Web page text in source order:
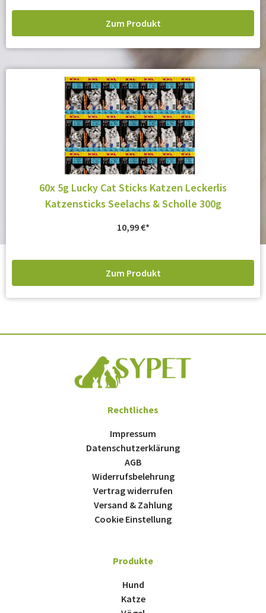
Zum Produkt
60x 5g Lucky Cat Sticks Katzen Leckerlis
Katzensticks Seelachs & Scholle 300g
10,99€
Zum Produkt
Rechtliches
Impressum
Datenschutzerklärung
AGB
Widerrufsbelehrung
Vertrag widerrufen
Versand & Zahlung
Cookie Einstellung
Produkte
Hund
Katze